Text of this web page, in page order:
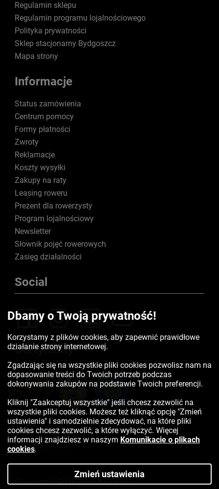
Regulamin sklepu
Regulamin programu lojalnościowego
Polityka prywatności
Sklep stacjonarny Bydgoszcz
Mapa strony
Informacje
Status zamówienia
Centrum pomocy
Formy płatności
Zwroty
Reklamacje
Koszty wysyłki
Zakupy na raty
Leasing roweru
Prezent dla rowerzysty
Program lojalnościowy
Newsletter
Słownik pojęć rowerowych
Zasięg działalności
Social
Certyfikaty
Kontakt:523350041
Copyright © 2026 Rowertour.com
Dbamy o Twoją prywatność!
Korzystamy z plików cookies, aby zapewnić prawidłowe
działanie strony internetowej.
Zgadzając się na wszystkie pliki cookies pozwolisz nam na
dopasowanie treści do Twoich potrzeb podczas
dokonywania zakupów na podstawie Twoich preferencji.
Kliknij "Zaakceptuj wszystkie" jeśli chcesz zezwolić na
wszystkie pliki cookies. Możesz też kliknąć opcję "Zmień
ustawienia" i samodzielnie zdecydować, na które pliki
cookies chcesz zezwolić, a które wyłączyć. Więcej
informacji znajdziesz w naszym Komunikacie o plikach
cookies.
Zmień ustawienia